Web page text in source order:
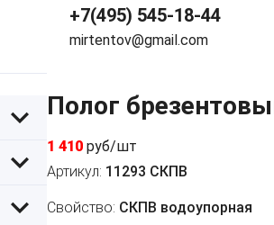
+7(495) 545-18-44
mirtentov@gmail.com
Полог
1 410 руб/шт
Артикул: 11293 СКПВ
Свойство: СКПВ водоупорная